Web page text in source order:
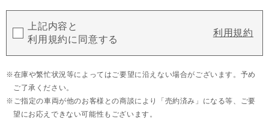
上記内容と
利用規約に同意する
利用規約
在庫や繁忙状況等によってはご要望に沿えない場合がございます。予め
ご了承ください。
ご指定の車両が他のお客様との商談により「売約済み」になる等、ご要
望にお応えできない可能性もございます。